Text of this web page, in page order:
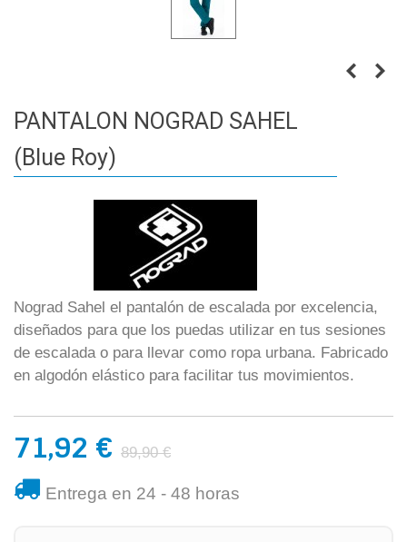
PANTALON NOGRAD SAHEL
(Blue Roy)
Nograd Sahel el pantalón de escalada por excelencia,
diseñados para que los puedas utilizar en tus sesiones
de escalada o para llevar como ropa urbana. Fabricado
en algodón elástico para facilitar tus movimientos.
71,92 € 89,90 €
Entrega en 24 - 48 horas